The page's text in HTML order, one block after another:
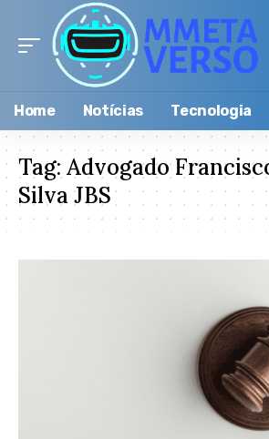
Home Notícias Tecnologia
Tag:Advogado
Silva JBS